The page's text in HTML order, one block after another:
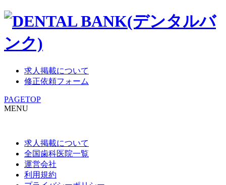
求人掲載について
修正依頼フォーム
PAGETOP
MENU
求人掲載について
全国歯科医院一覧
運営会社
利用規約